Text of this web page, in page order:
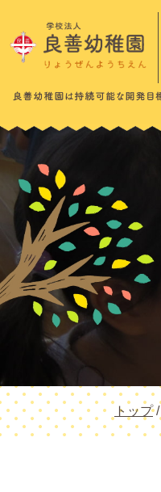
現
在
トップ/